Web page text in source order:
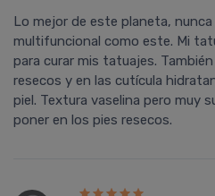
Lo mejor de este planeta,
multifuncional como este. Mi
para curar mis tatuajes.
resecos y en las cutícula
piel. Textura vaselina pero muy
poner en los pies resecos.